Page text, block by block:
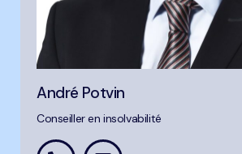
André Potvin
Conseiller en insolvabilité